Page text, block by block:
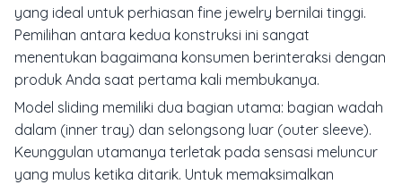
yang ideal untuk perhiasan fine jewelry bernilai tinggi.
Pemilihan antara kedua konstruksi ini sangat
menentukan bagaimana konsumen berinteraksi dengan
produk Anda saat pertama kali membukanya.
Model sliding memiliki dua bagian utama: bagian wadah
dalam (inner tray) dan selongsong luar (outer sleeve).
Keunggulan utamanya terletak pada sensasi meluncur
yang mulus ketika ditarik. Untuk memaksimalkan